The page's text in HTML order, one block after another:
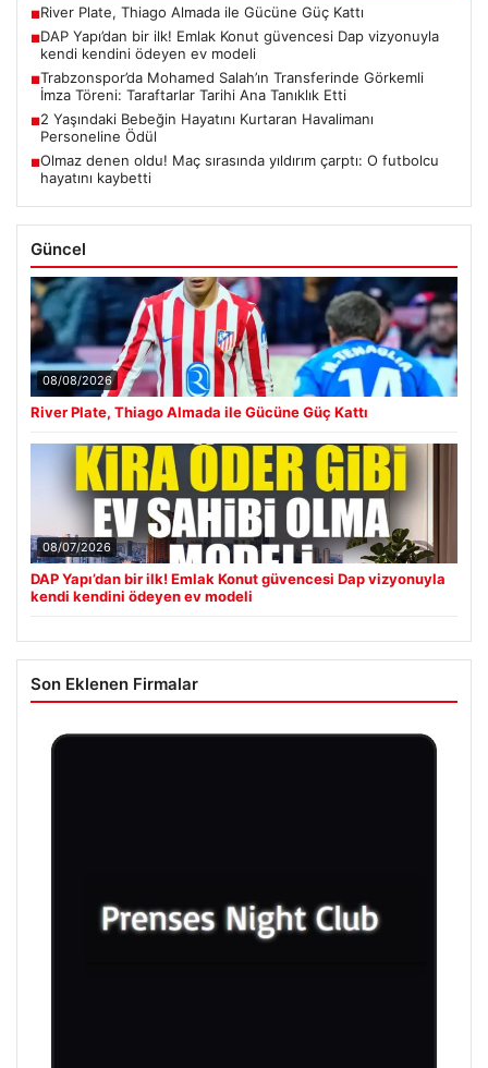
■River Plate, Thiago Almada ile Gücüne Güç Kattı
■DAP Yapı’dan bir ilk! Emlak Konut güvencesi Dap vizyonuyla
kendi kendini ödeyen ev modeli
■Trabzonspor’da Mohamed Salah’ın Transferinde Görkemli
İmza Töreni: Taraftarlar Tarihi Ana Tanıklık Etti
■2 Yaşındaki Bebeğin Hayatını Kurtaran Havalimanı
Personeline Ödül
■Olmaz denen oldu! Maç sırasında yıldırım çarptı: O futbolcu
hayatını kaybetti
Güncel
08/08/2026
River Plate, Thiago Almada ile Gücüne Güç Kattı
08/07/2026
DAP Yapı’dan bir ilk! Emlak Konut güvencesi Dap vizyonuyla
kendi kendini ödeyen ev modeli
Son Eklenen Firmalar